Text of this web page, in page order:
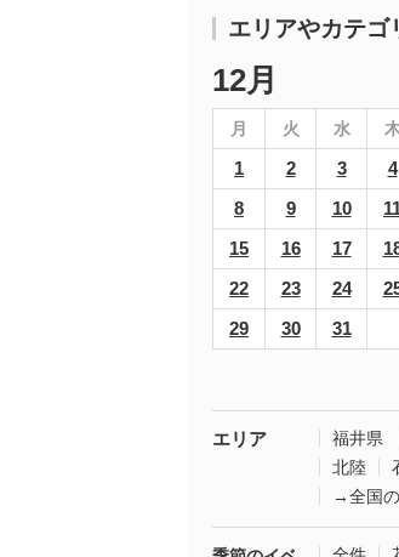
エリアやカテゴ
12月
月 火 水
1 2 3 4
8
9 10
15
16 17
22
23 24
29
30 31
エリア 福井県
北陸
→全国